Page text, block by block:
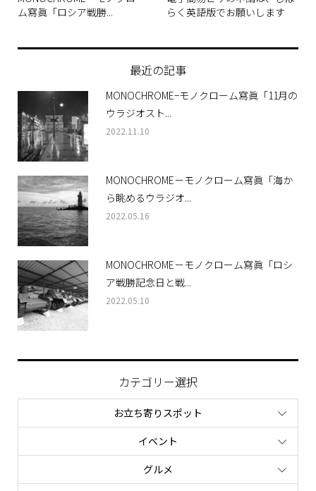
ム寫眞「ロシア戦勝...
らく英語版でお願いします
最近の記事
MONOCHROME−モノクローム寫眞「11月の
ウラジオスト...
2022.11.10
MONOCHROME－モノクローム寫眞「海か
ら眺めるウラジオ...
2022.05.16
MONOCHROME－モノクローム寫眞「ロシ
ア戦勝記念日と戦...
2022.05.10
カテゴリー選択
お立ち寄りスポット
イベント
グルメ